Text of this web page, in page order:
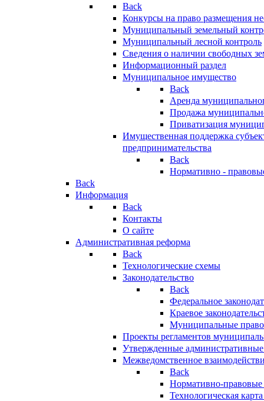
Back
Конкурсы на право размещения
Муниципальный земельный
Муниципальный лесной контроль
Сведения о наличии свободных
Информационный раздел
Муниципальное имущество
Back
Аренда
Продажа
Приватизация
Имущественная поддержка
предпринимательства
Back
Нормативно -
Back
Информация
Back
Контакты
О сайте
Административная реформа
Back
Технологические схемы
Законодательство
Back
Федеральное
Краевое
Муниципальные
Проекты регламентов
Утвержденные
Межведомственное
Back
Нормативно-правовые
Технологическая